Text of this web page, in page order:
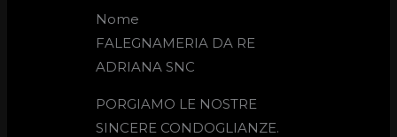
Nome
FALEGNAMERIA DA RE
ADRIANA SNC
PORGIAMO LE NOSTRE
SINCERE CONDOGLIANZE.